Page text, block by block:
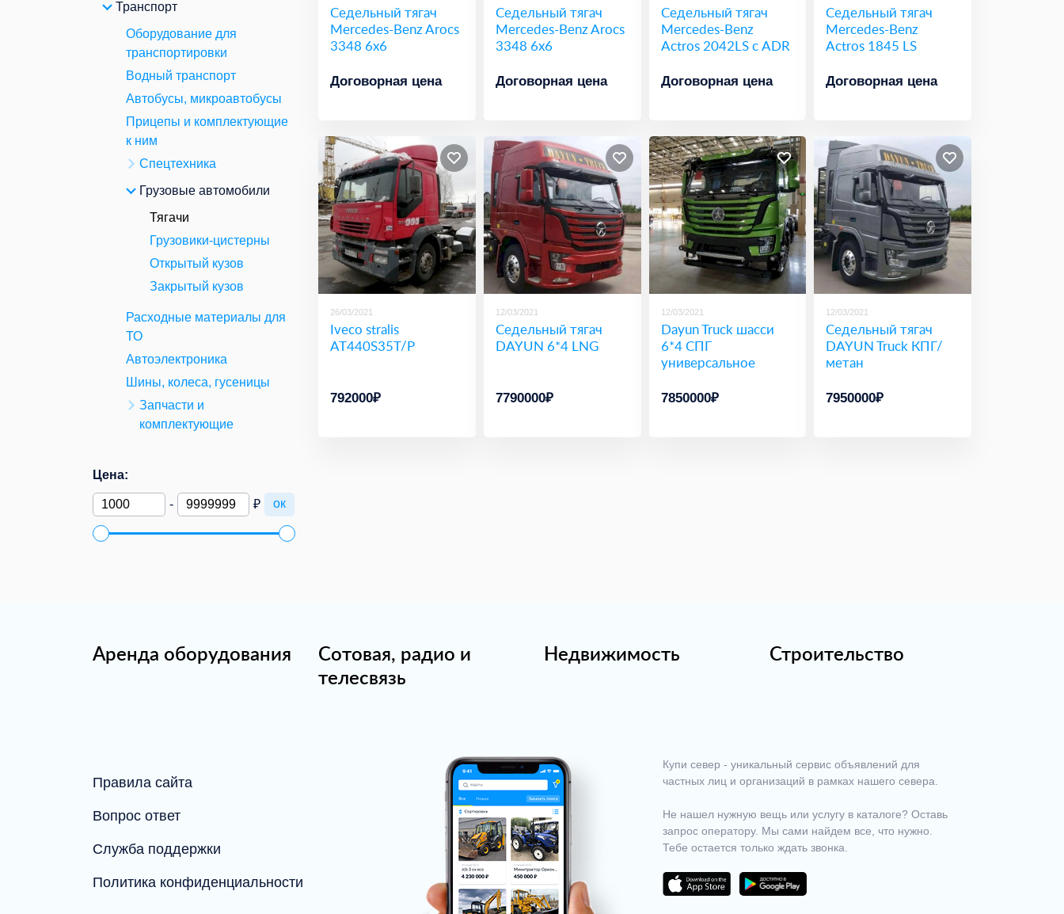
Транспорт
Оборудование для
транспортировки
Водный транспорт
Автобусы, микроавтобусы
Прицепы и комплектующие
к ним
Спецтехника
Грузовые автомобили
Тягачи
Грузовики-цистерны
Открытый кузов
Закрытый кузов
Расходные материалы для
ТО
Автоэлектроника
Шины, колеса, гусеницы
Запчасти и
комплектующие
Цена:
- ₽ ок
Седельный тягач
Mercedes-Benz Arocs
3348 6x6
Договорная цена
Cедельный тягач
Mercedes-Benz Arocs
3348 6x6
Договорная цена
Седельный тягач
Mercedes-Benz
Actros 2042LS с ADR
Договорная цена
Седельный тягач
Mercedes-Benz
Actros 1845 LS
Договорная цена
26/03/2021
Iveco stralis
AT440S35T/P
792000₽
12/03/2021
Седельный тягач
DAYUN 6*4 LNG
7790000₽
12/03/2021
Dayun Truck шасси
6*4 СПГ
универсальное
7850000₽
12/03/2021
Седельный тягач
DAYUN Truck КПГ/
метан
7950000₽
Аренда оборудования
Сотовая, радио и
телесвязь
Недвижимость Строительство
Правила сайта
Вопрос ответ
Служба поддержки
Политика конфиденциальности
Купи север - уникальный сервис объявлений для
частных лиц и организаций в рамках нашего севера.
Не нашел нужную вещь или услугу в каталоге? Оставь
запрос оператору. Мы сами найдем все, что нужно.
Тебе остается только ждать звонка.